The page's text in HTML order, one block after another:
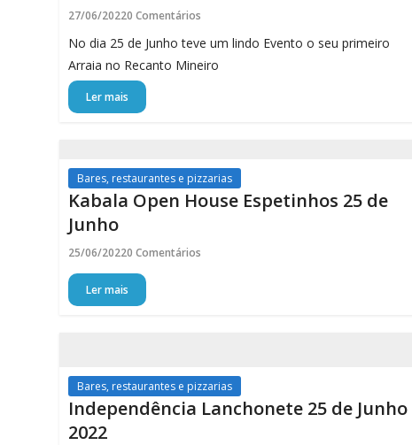
27/06/20220 Comentários
No dia 25 de Junho teve um lindo Evento o seu primeiro
Arraia no Recanto Mineiro
Ler mais
Bares, restaurantes e pizzarias
Kabala Open House Espetinhos 25 de
Junho
25/06/20220 Comentários
Ler mais
Bares, restaurantes e pizzarias
Independência Lanchonete 25 de Junho
2022